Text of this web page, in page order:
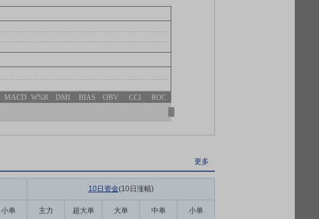
MACD W%R DMI BIAS OBV CCI ROC
更多
10日资金(10日涨幅)
小单 主力 超大单 大单 中单 小单